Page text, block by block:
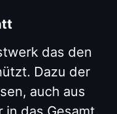
das den
Dazu der
auch aus